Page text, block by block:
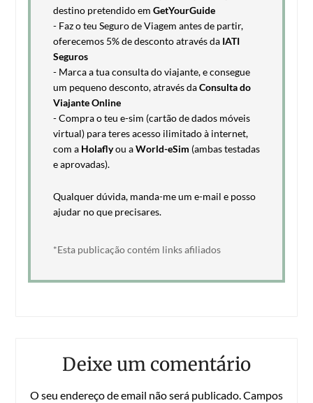
destino pretendido em GetYourGuide
- Faz o teu Seguro de Viagem antes de partir,
oferecemos 5% de desconto através da IATI
Seguros
- Marca a tua consulta do viajante, e consegue
um pequeno desconto, através daConsulta do
Viajante Online
- Compra o teu e-sim (cartão de dados móveis
virtual) para teres acesso ilimitado à internet,
com a Holaflyou aWorld-eSim (ambas testadas
e aprovadas).
Qualquer dúvida, manda-me um e-mail e posso
ajudar no que precisares.
*Esta publicação contém links afiliados
Deixe um comentário
O seu endereço de email não será publicado.Campos